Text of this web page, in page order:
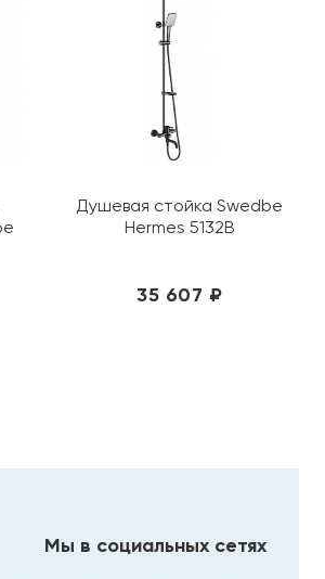
Душевая стойка Swedbe
Hermes 5132B
35 607 ₽
Мы в социальных сетях